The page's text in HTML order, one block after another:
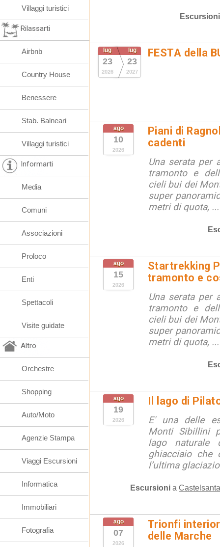
Escursioni
lug
23
2026
lug
23
2027
FESTA della
ago
10
2026
Piani di
cadenti
Una serata per
tramonto e
cieli bui dei
super
metri di quota, ...
ago
15
2026
Startrekking
tramonto e
Una serata per
tramonto e
cieli bui dei
super
metri di quota, ...
ago
19
2026
Il lago di
E' una delle
Monti Sibillini
lago naturale
ghiacciaio che
l’ultima
Escursioni a
ago
07
2026
Trionfi
delle Marche
Villaggi turistici
Rilassarti
Airbnb
Country House
Benessere
Stab. Balneari
Villaggi turistici
Informarti
Media
Comuni
Associazioni
Proloco
Enti
Spettacoli
Visite guidate
Altro
Orchestre
Shopping
Auto/Moto
Agenzie Stampa
Viaggi Escursioni
Informatica
Immobiliari
Fotografia